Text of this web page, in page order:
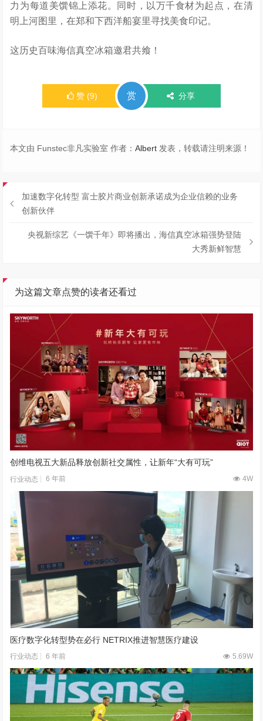
力为每道美馔锦上添花。同时，以万千食材为起点，在清
明上河图里，在郑和下西洋船宴里寻找美食印记。
这历史百味海信真空冰箱邀君共飨！
赞 (9) 赏 分享
本文由 Funstec非凡实验室 作者：Albert 发表，转载请注明来源！
加速数字化转型 富士胶片商业创新承诺成为企业信赖的业务
创新伙伴
央视新综艺《一馔千年》即将播出，海信真空冰箱强势登陆
大秀新鲜智慧
为这篇文章点赞的读者还看过
创维电视五大新品释放创新社交属性，让新年“大有可玩”
行业动态 6 年前 4W
医疗数字化转型势在必行 NETRIX推进智慧医疗建设
行业动态 6 年前 5.69W